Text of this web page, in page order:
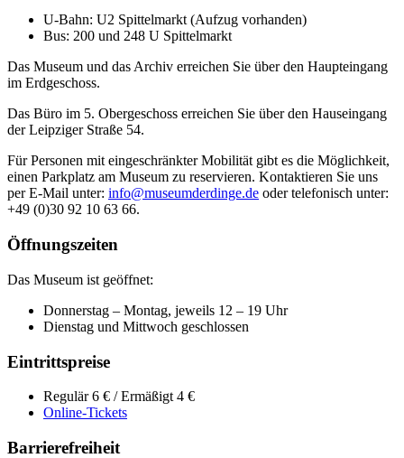
U-Bahn: U2 Spittelmarkt (Aufzug vorhanden)
Bus: 200 und 248 U Spittelmarkt
Das Museum und das Archiv erreichen Sie über den Haupteingang
im Erdgeschoss.
Das Büro im 5. Obergeschoss erreichen Sie über den Hauseingang
der Leipziger Straße 54.
Für Personen mit eingeschränkter Mobilität gibt es die Möglichkeit,
einen Parkplatz am Museum zu reservieren. Kontaktieren Sie uns
per E-Mail unter: info@museumderdinge.de oder telefonisch unter:
+49 (0)30 92 10 63 66.
Öffnungszeiten
Das Museum ist geöffnet:
Donnerstag – Montag, jeweils 12 – 19 Uhr
Dienstag und Mittwoch geschlossen
Eintrittspreise
Regulär 6 € / Ermäßigt 4 €
Online-Tickets
Barrierefreiheit